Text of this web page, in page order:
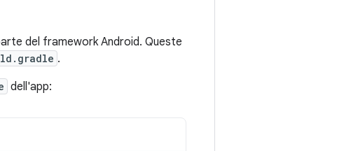
del framework Android. Queste
.
dell'app: